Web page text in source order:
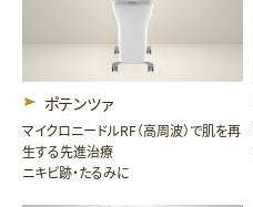
ポテンツァ
マイクロニードルRF（高周波）で肌を再
生する先進治療
ニキビ跡・たるみに